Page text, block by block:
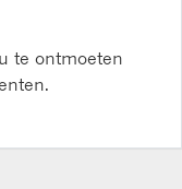
te ontmoeten